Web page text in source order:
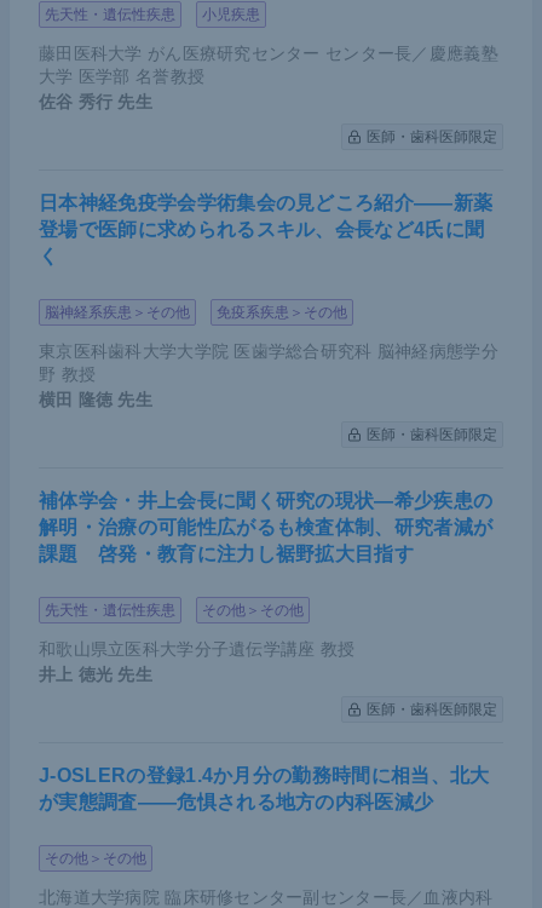
先天性・遺伝性疾患 小児疾患
藤田医科大学 がん医療研究センター センター長／慶應義塾
大学 医学部 名誉教授
佐谷 秀行 先生
医師・歯科医師限定
日本神経免疫学会学術集会の見どころ紹介――新薬
登場で医師に求められるスキル、会長など4氏に聞
く
脳神経系疾患＞その他 免疫系疾患＞その他
東京医科歯科大学大学院 医歯学総合研究科 脳神経病態学分
野 教授
横田 隆徳 先生
医師・歯科医師限定
補体学会・井上会長に聞く研究の現状―希少疾患の
解明・治療の可能性広がるも検査体制、研究者減が
課題 啓発・教育に注力し裾野拡大目指す
先天性・遺伝性疾患 その他＞その他
和歌山県立医科大学分子遺伝学講座 教授
井上 徳光 先生
医師・歯科医師限定
J-OSLERの登録1.4か月分の勤務時間に相当、北大
が実態調査――危惧される地方の内科医減少
その他＞その他
北海道大学病院 臨床研修センター副センター長／血液内科